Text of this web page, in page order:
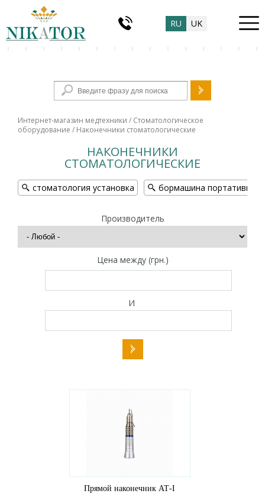
RU UK
Форма поиска
Интернет-магазин медтехники / Стоматологическое
оборудование / Наконечники стоматологические
НАКОНЕЧНИКИ
СТОМАТОЛОГИЧЕСКИЕ
стоматология установка бормашина портативная
Производитель
Цена между (грн.)
И
Прямой наконечник АТ-І